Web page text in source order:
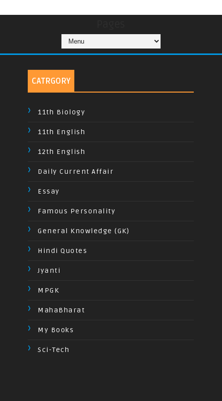
CATRGORY
11th Biology
11th English
12th English
Daily Current Affair
Essay
Famous Personality
General Knowledge (GK)
Hindi Quotes
Jyanti
MPGK
MahaBharat
My Books
Sci-Tech